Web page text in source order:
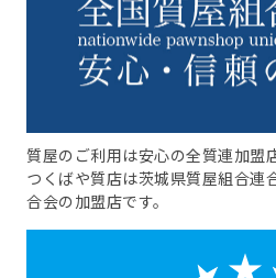
質屋のご利用は安心の全質連加盟
つくばや質店は茨城県質屋組合連
合会の加盟店です。